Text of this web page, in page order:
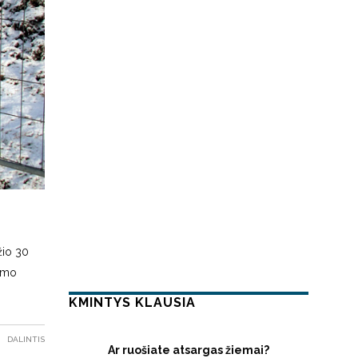
30
DALINTIS
KMINTYS KLAUSIA
Ar ruošiate atsargas žiemai?